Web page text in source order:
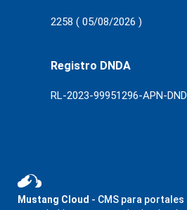
2258 ( 05/08/2026 )
Registro DNDA
RL-2023-99951296-APN-
Mustang Cloud - CMS para